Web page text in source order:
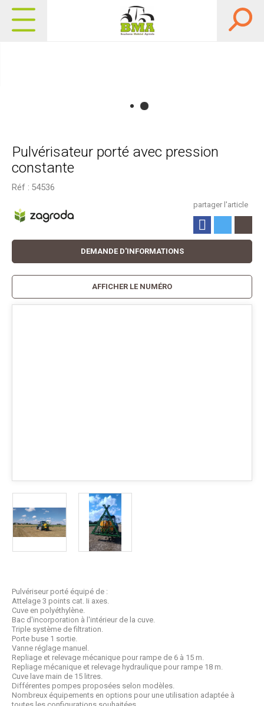
Pulvérisateur porté avec pression
constante
Réf : 54536
partager l'article
Pulvériseur porté équipé de :
Attelage 3 points cat. Ii axes.
Cuve en polyéthylène.
Bac d'incorporation à l'intérieur de la cuve.
Triple système de filtration.
Porte buse 1 sortie.
Vanne réglage manuel.
Repliage et relevage mécanique pour rampe de 6 à 15 m.
Repliage mécanique et relevage hydraulique pour rampe 18 m.
Cuve lave main de 15 litres.
Différentes pompes proposées selon modèles.
Nombreux équipements en options pour une utilisation adaptée à
DEMANDE D'INFORMATIONS
AFFICHER LE NUMÉRO